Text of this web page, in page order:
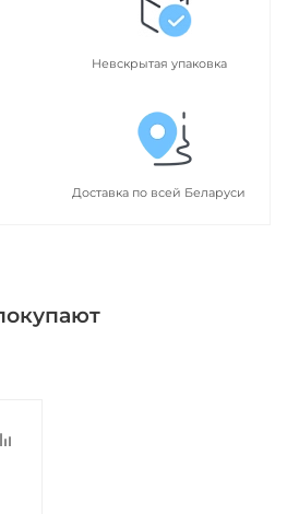
Невскрытая упаковка
Доставка по всей Беларуси